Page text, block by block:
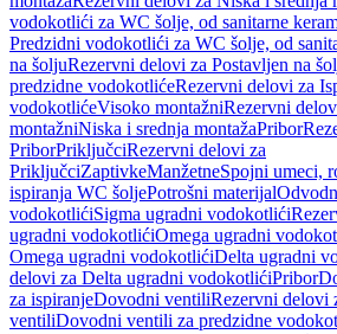
vodokotlići za WC šolje, od sanitarne
Predzidni vodokotlići za WC šolje, od
na šoljuRezervni delovi za Postavljen na
predzidne vodokotlićeRezervni delovi za
vodokotlićeVisoko montažniRezervni
montažniNiska i srednja montažaPribor
PriborPriključciRezervni delovi za
PriključciZaptivkeManžetneSpojni umeci,
ispiranja WC šoljePotrošni materijal
vodokotlićiSigma ugradni vodokotlići
ugradni vodokotlićiOmega ugradni
Omega ugradni vodokotlićiDelta ugradni
delovi za Delta ugradni vodokotlićiPribor
za ispiranjeDovodni ventiliRezervni delovi
ventiliDovodni ventili za predzidne